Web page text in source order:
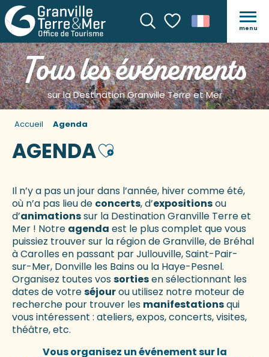
Recherche
Voir les favoris
menu
Tous les événements
sur la Destination Granville Terre et Mer
Accueil Agenda
AGENDAAjouter aux favoris
Il n’y a pas un jour dans l’année, hiver comme été,
où n’a pas lieu de concerts, d’expositionsou
d’animationssur la Destination Granville Terre et
Mer ! Notre agenda est le plus complet que vous
puissiez trouver sur la région de Granville, de Bréhal
à Carolles en passant par Jullouville, Saint-Pair-
sur-Mer, Donville les Bains ou la Haye-Pesnel.
Organisez toutes vossortiesen sélectionnant les
dates de votreséjourou utilisez notre moteur de
recherche pour trouver les manifestationsqui
vous intéressent : ateliers, expos, concerts, visites,
théâtre, etc.
Vous organisez un événement sur la